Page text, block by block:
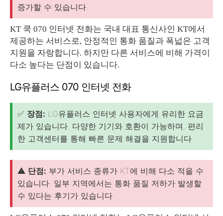
증가할 수 있습니다.
KT 쿡 070 인터넷 전화는 국내 대표 통신사인 KT에서
제공하는 서비스로, 안정적인 통화 품질과 폭넓은 고객
지원을 자랑합니다. 하지만 다른 서비스에 비해 가격이
다소 높다는 단점이 있습니다.
LG유플러스 070 인터넷 전화
✅ 장점: LG유플러스 인터넷 사용자에게 유리한 요금
제가 있습니다. 다양한 기기와 호환이 가능하며, 편리
한 고객센터를 통해 빠른 문제 해결을 지원합니다.
⚠️ 단점: 부가 서비스 종류가 KT에 비해 다소 적을 수
있습니다. 일부 지역에서는 통화 품질 저하가 발생할
수 있다는 후기가 있습니다.